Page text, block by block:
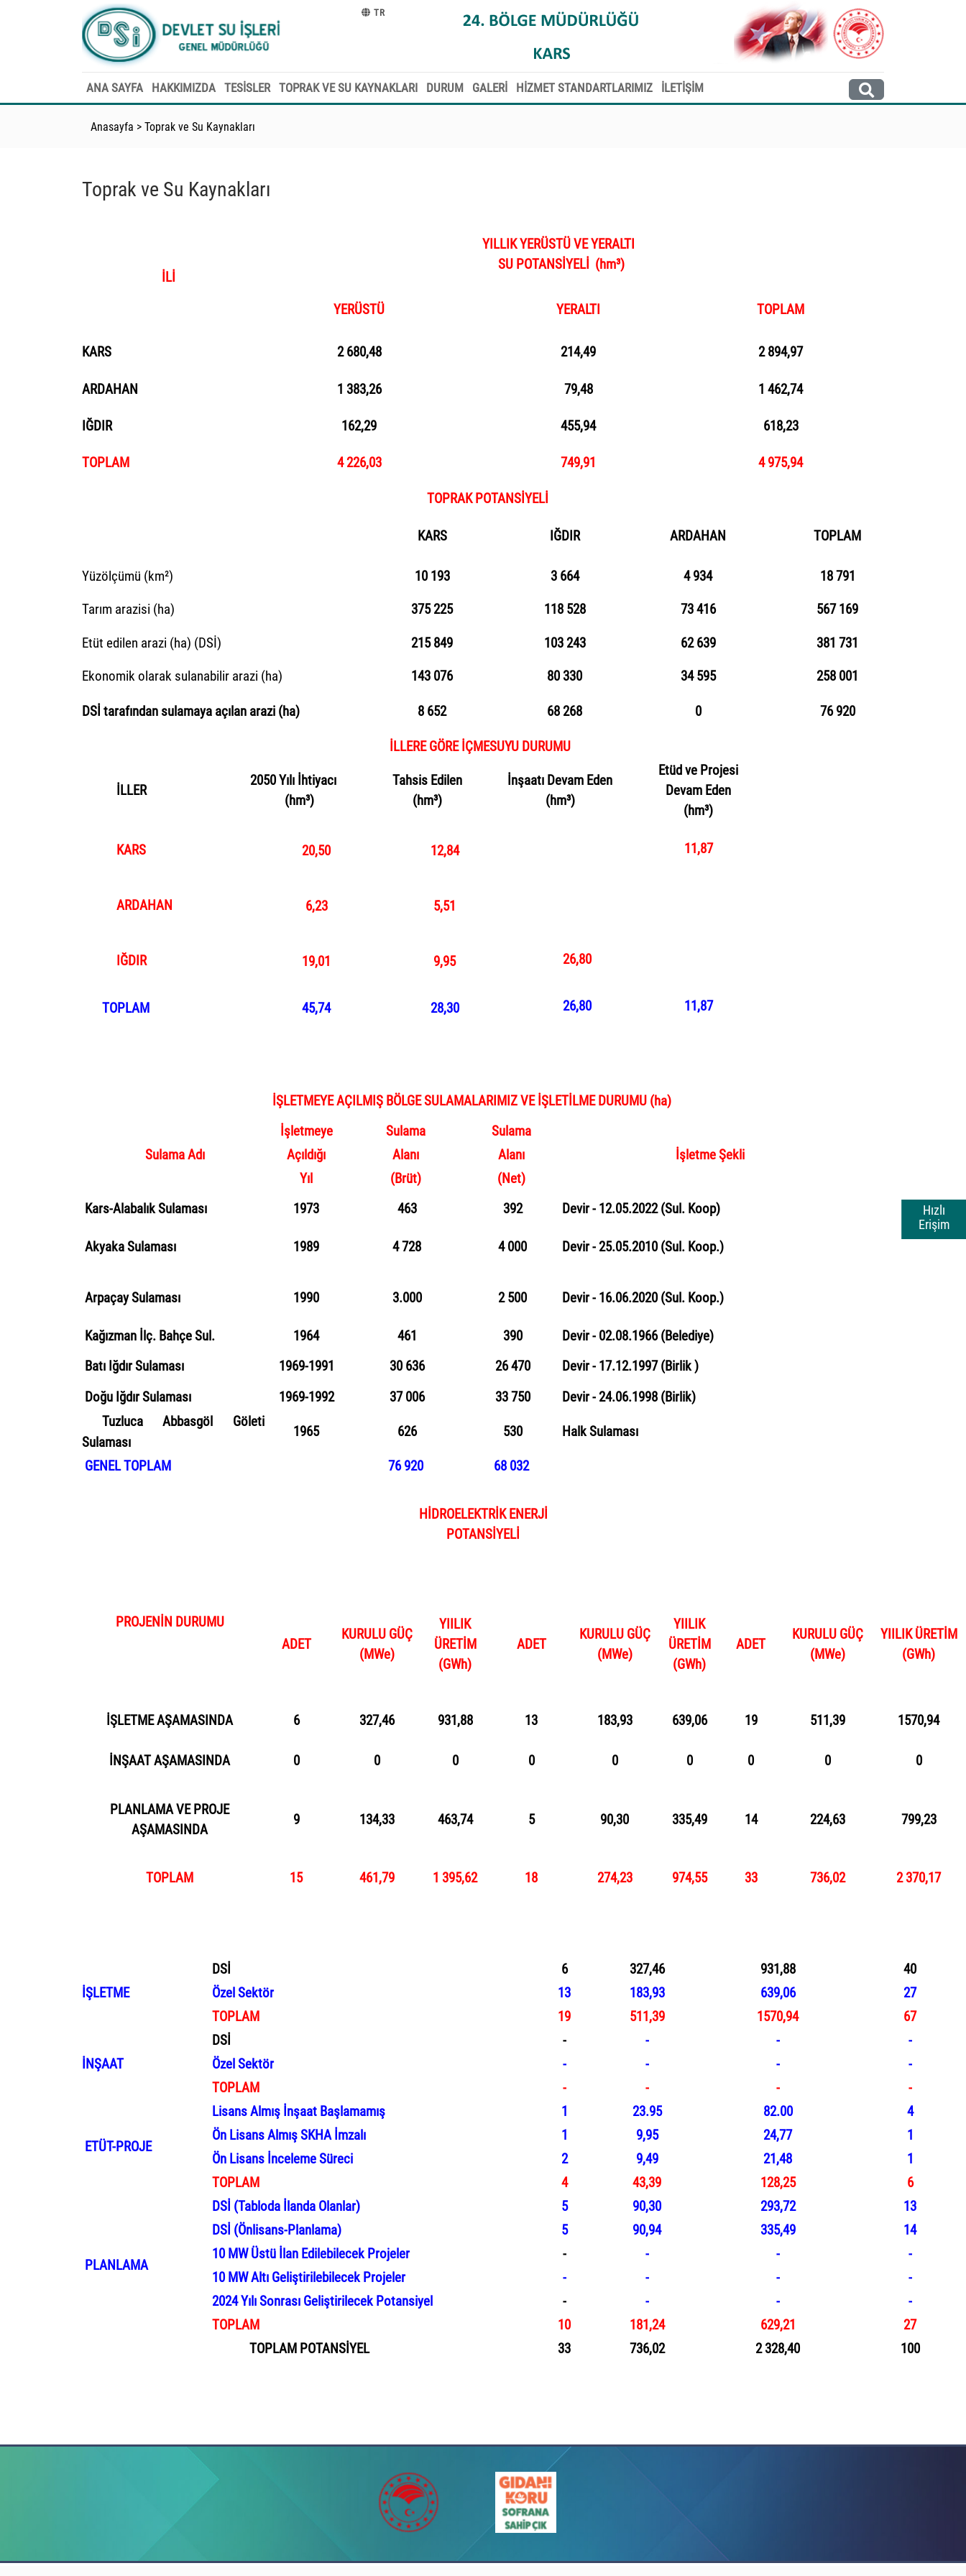
Hızlı
Erişim
TR
ANA SAYFA HAKKIMIZDA TESİSLER TOPRAK VE SU KAYNAKLARI DURUM GALERİ HİZMET STANDARTLARIMIZ İLETİŞİM
Anasayfa > Toprak ve Su Kaynakları
Toprak ve Su Kaynakları
İLİ
YILLIK YERÜSTÜVE YERALTI
SU POTANSİYELİ (hm³)
YERÜSTÜ YERALTI TOPLAM
KARS 2 680,48 214,49 2 894,97
ARDAHAN 1 383,26 79,48 1 462,74
IĞDIR 162,29 455,94 618,23
TOPLAM 4 226,03 749,91 4975,94
TOPRAK POTANSİYELİ
KARS IĞDIR ARDAHAN TOPLAM
Yüzölçümü (km²) 10 193 3 664 4 934 18 791
Tarım arazisi (ha) 375 225 118 528 73 416 567 169
Etüt edilen arazi (ha) (DSİ) 215 849 103 243 62 639 381 731
Ekonomik olarak sulanabilir arazi (ha) 143 076 80 330 34 595 258 001
DSİ tarafından sulamaya açılan arazi (ha) 8 652 68 268 0 76 920
İLLERE GÖRE İÇMESUYU DURUMU
İLLER
2050 Yılı İhtiyacı
(hm³)
Tahsis Edilen
(hm³)
İnşaatı Devam Eden
(hm³)
Etüd ve Projesi
Devam Eden
(hm³)
KARS 20,50 12,84 11,87
ARDAHAN 6,23 5,51
IĞDIR 19,01 9,95 26,80
TOPLAM 45,74 28,30 26,80 11,87
İŞLETMEYE AÇILMIŞ BÖLGE SULAMALARIMIZ VE İŞLETİLME DURUMU (ha)
Sulama Adı
İşletmeye
Açıldığı
Yıl
Sulama
Alanı
(Brüt)
Sulama
Alanı
(Net)
İşletme Şekli
Kars-Alabalık Sulaması 1973 463 392 Devir - 12.05.2022 (Sul . Koop)
AkyakaSulaması 1989 4728 4 000 Devir- 25.05.2010 (Sul . Koop.)
ArpaçaySulaması 1990 3.000 2 500 Devir - 16.06.2020 (Sul . Koop.)
Kağızman İlç. BahçeSul . 1964 461 390 Devir- 02.08.1966(Belediye)
Batı Iğdır Sulaması
1969-1991 30 636 26 470 Devir- 17.12.1997(Birlik )
Doğu Iğdır Sulaması
1969-1992 37 006 33 750 Devir- 24.06.1998 (Birlik)
TuzlucaAbbasgöl
Göleti
Sulaması
1965 626 530 Halk Sulaması
GENEL TOPLAM 76 920 68 032
HİDROELEKTRİK ENERJİ
POTANSİYELİ
PROJENİN DURUMU
ADET
KURULU GÜÇ
(MWe)
YIILIK
ÜRETİM
(GWh)
ADET
KURULU GÜÇ
(MWe)
YIILIK
ÜRETİM
(GWh)
ADET
KURULU GÜÇ
(MWe)
YIILIK ÜRETİM
(GWh)
İŞLETME AŞAMASINDA 6 327,46 931,88 13 183,93 639,06 19 511,39 1570,94
İNŞAAT AŞAMASINDA 0 0 0 0 0 0 0 0 0
PLANLAMA VE PROJE
AŞAMASINDA
9 134,33 463,74 5 90,30 335,49 14 224,63 799,23
TOPLAM 15 461,79 1 395,62 18 274,23 974,55 33 736,02 2 370,17
İŞLETME
DSİ 6 327,46 931,88
40
Özel Sektör
13 183,93 639,06
27
TOPLAM
19 511,39 1570,94 67
İNŞAAT
DSİ - - -
-
Özel Sektör
- - -
-
TOPLAM
- - - -
ETÜT-PROJE
LisansAlmış İnşaat Başlamamış 1 23.95 82.00
4
Ön Lisans Almış SKHA İmzalı 1 9,95 24,77
1
Ön Lisans İnceleme Süreci
2 9,49 21,48
1
TOPLAM
4 43,39 128,25 6
PLANLAMA
DSİ (Tabloda İlanda Olanlar) 5 90,30 293,72
13
DSİ (Önlisans-Planlama) 5 90,94 335,49
14
10 MW Üstü İlan Edilebilecek Projeler
- - -
-
10 MW Altı Geliştirilebilecek Projeler
- - -
-
2024 Yılı Sonrası Geliştirilecek Potansiyel
- - -
-
TOPLAM
10 181,24 629,21
27
TOPLAM POTANSİYEL
33 736,02 2 328,40 100